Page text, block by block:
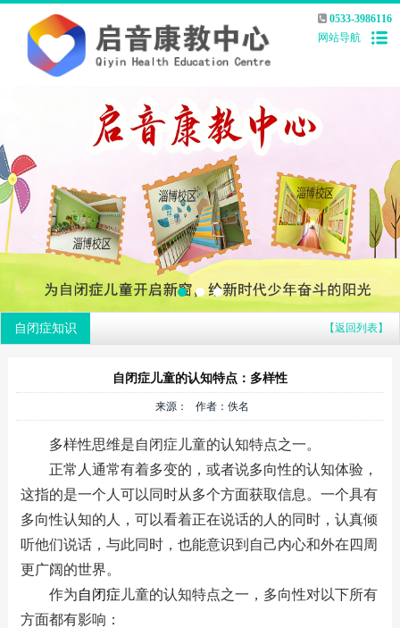
0533-3986116
网站导航
自闭症知识 【返回列表】
自闭症儿童的认知特点：多样性
来源： 作者：佚名
多样性思维是自闭症儿童的认知特点之一。
正常人通常有着多变的，或者说多向性的认知体验，
这指的是一个人可以同时从多个方面获取信息。一个具有
多向性认知的人，可以看着正在说话的人的同时，认真倾
听他们说话，与此同时，也能意识到自己内心和外在四周
更广阔的世界。
作为自闭症 儿童的认知特点之一，多向性对以下所有
方面都有影响：